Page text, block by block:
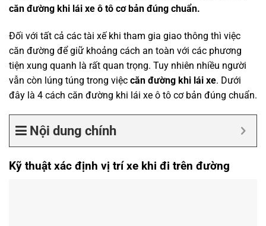
căn đường khi lái xe ô tô cơ bản đúng chuẩn.
Đối với tất cả các tài xế khi tham gia giao thông thì việc
căn đường để giữ khoảng cách an toàn với các phương
tiện xung quanh là rất quan trọng. Tuy nhiên nhiều người
vẫn còn lúng túng trong việc căn đường khi lái xe. Dưới
đây là 4 cách căn đường khi lái xe ô tô cơ bản đúng chuẩn.
Nội dung chính
Kỹ thuật xác định vị trí xe khi đi trên đường